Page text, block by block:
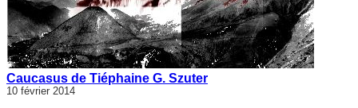
Caucasus de Tiéphaine G. Szuter
10 février 2014